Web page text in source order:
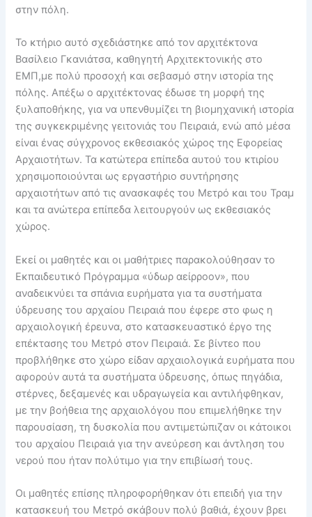
στην πόλη.
Το κτήριο αυτό σχεδιάστηκε από τον αρχιτέκτονα
Βασίλειο Γκανιάτσα, καθηγητή Αρχιτεκτονικής στο
ΕΜΠ,με πολύ προσοχή και σεβασμό στην ιστορία της
πόλης. Απέξω ο αρχιτέκτονας έδωσε τη μορφή της
ξυλαποθήκης, για να υπενθυμίζει τη βιομηχανική ιστορία
της συγκεκριμένης γειτονιάς του Πειραιά, ενώ από μέσα
είναι ένας σύγχρονος εκθεσιακός χώρος της Εφορείας
Αρχαιοτήτων. Τα κατώτερα επίπεδα αυτού του κτιρίου
χρησιμοποιούνται ως εργαστήριο συντήρησης
αρχαιοτήτων από τις ανασκαφές του Μετρό και του Τραμ
και τα ανώτερα επίπεδα λειτουργούν ως εκθεσιακός
χώρος.
Εκεί οι μαθητές και οι μαθήτριες παρακολούθησαν το
Εκπαιδευτικό Πρόγραμμα «ύδωρ αείρροον», που
αναδεικνύει τα σπάνια ευρήματα για τα συστήματα
ύδρευσης του αρχαίου Πειραιά που έφερε στο φως η
αρχαιολογική έρευνα, στο κατασκευαστικό έργο της
επέκτασης του Μετρό στον Πειραιά. Σε βίντεο που
προβλήθηκε στο χώρο είδαν αρχαιολογικά ευρήματα που
αφορούν αυτά τα συστήματα ύδρευσης, όπως πηγάδια,
στέρνες, δεξαμενές και υδραγωγεία και αντιλήφθηκαν,
με την βοήθεια της αρχαιολόγου που επιμελήθηκε την
παρουσίαση, τη δυσκολία που αντιμετώπιζαν οι κάτοικοι
του αρχαίου Πειραιά για την ανεύρεση και άντληση του
νερού που ήταν πολύτιμο για την επιβίωσή τους.
Οι μαθητές επίσης πληροφορήθηκαν ότι επειδή για την
κατασκευή του Μετρό σκάβουν πολύ βαθιά, έχουν βρει